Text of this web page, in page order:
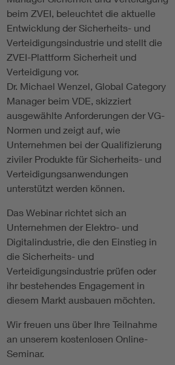
beim ZVEI, beleuchtet die aktuelle
Entwicklung der Sicherheits- und
Verteidigungsindustrie und stellt die
ZVEI-Plattform Sicherheit und
Verteidigung vor.
Dr. Michael Wenzel, Global Category
Manager beim VDE, skizziert
ausgewählte Anforderungen der VG-
Normen und zeigt auf, wie
Unternehmen bei der Qualifizierung
ziviler Produkte für Sicherheits- und
Verteidigungsanwendungen
unterstützt werden können.
Das Webinar richtet sich an
Unternehmen der Elektro- und
Digitalindustrie, die den Einstieg in
die Sicherheits- und
Verteidigungsindustrie prüfen oder
ihr bestehendes Engagement in
diesem Markt ausbauen möchten.
Wir freuen uns über Ihre Teilnahme
an unserem kostenlosen Online-
Seminar.